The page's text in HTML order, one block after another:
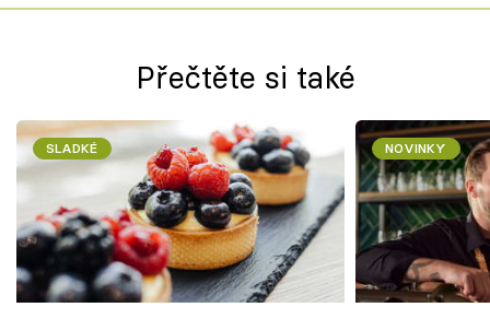
Přečtěte si také
SLADKÉ NOVINKY